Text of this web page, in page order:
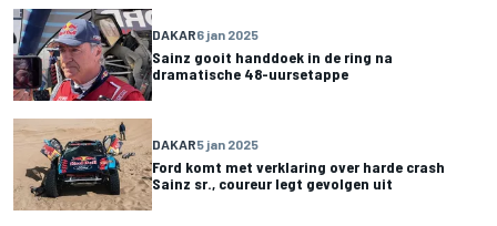
DAKAR6 jan 2025
Sainz gooit handdoek in de ring na
dramatische 48-uursetappe
DAKAR5 jan 2025
Ford komt met verklaring over harde crash
Sainz sr., coureur legt gevolgen uit